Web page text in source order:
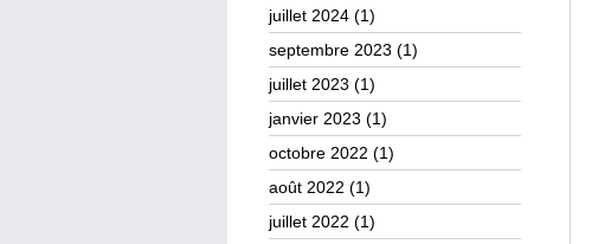
juillet 2024 (1)
septembre 2023 (1)
juillet 2023 (1)
janvier 2023 (1)
octobre 2022 (1)
août 2022 (1)
juillet 2022 (1)